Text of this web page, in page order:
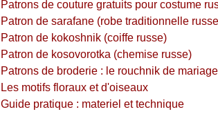
Patrons de couture gratuits pour costume
Patron de sarafane (robe traditionnelle
Patron de kokoshnik (coiffe russe)
Patron de kosovorotka (chemise russe)
Patrons de broderie : le rouchnik de mariage
Les motifs floraux et d'oiseaux
Guide pratique : materiel et technique